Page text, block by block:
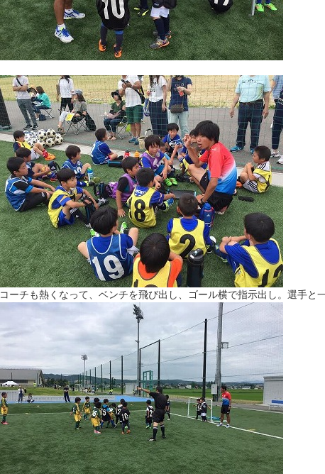
コーチも熱くなって、ベンチを飛び出し、ゴール横で指示出し。選手と